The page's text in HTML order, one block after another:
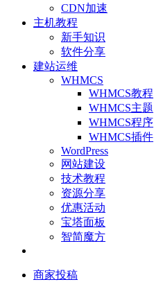
CDN加速
主机教程
新手知识
软件分享
建站运维
WHMCS
WHMCS教程
WHMCS主题
WHMCS程序
WHMCS插件
WordPress
网站建设
技术教程
资源分享
优惠活动
宝塔面板
智简魔方
商家投稿